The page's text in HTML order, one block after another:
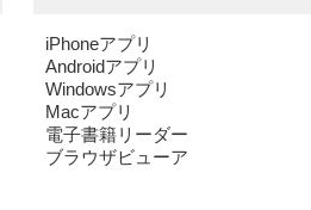
iPhoneアプリ
Androidアプリ
Windowsアプリ
Macアプリ
電子書籍リーダー
ブラウザビューア